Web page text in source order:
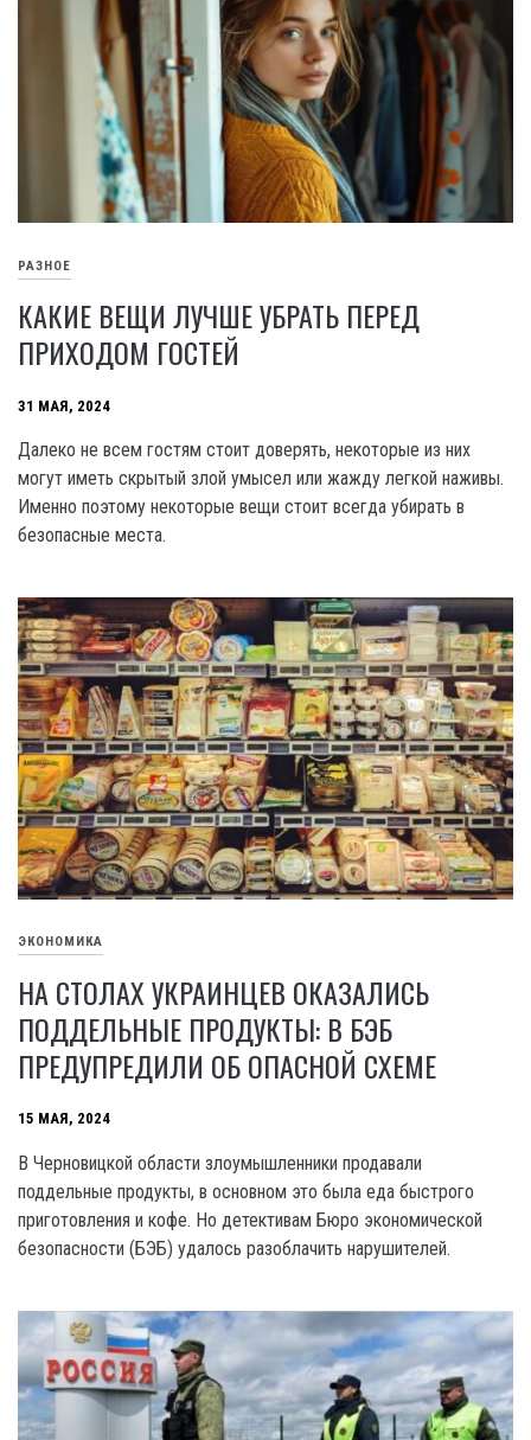
РАЗНОЕ
КАКИЕ ВЕЩИ ЛУЧШЕ УБРАТЬ ПЕРЕД
ПРИХОДОМ ГОСТЕЙ
31 МАЯ, 2024
Далеко не всем гостям стоит доверять, некоторые из них
могут иметь скрытый злой умысел или жажду легкой наживы.
Именно поэтому некоторые вещи стоит всегда убирать в
безопасные места.
ЭКОНОМИКА
НА СТОЛАХ УКРАИНЦЕВ ОКАЗАЛИСЬ
ПОДДЕЛЬНЫЕ ПРОДУКТЫ: В БЭБ
ПРЕДУПРЕДИЛИ ОБ ОПАСНОЙ СХЕМЕ
15 МАЯ, 2024
В Черновицкой области злоумышленники продавали
поддельные продукты, в основном это была еда быстрого
приготовления и кофе. Но детективам Бюро экономической
безопасности (БЭБ) удалось разоблачить нарушителей.